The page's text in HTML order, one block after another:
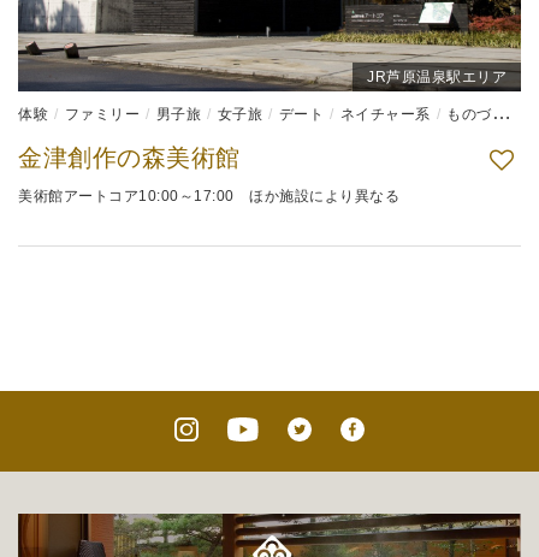
JR芦原温泉駅エリア
体験 ファミリー 男子旅 女子旅 デート ネイチャー系 ものづくり体験
金津創作の森美術館
美術館アートコア10:00～17:00 ほか施設により異なる